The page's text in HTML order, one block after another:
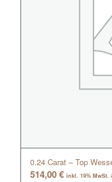
0.24 Carat – Top
514,00€ inkl. 19% MwSt.